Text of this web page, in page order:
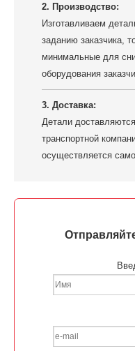
2. Производство:
Изготавливаем
заданию заказчика,
минимальные для
оборудования
3. Доставка:
Детали
транспортной
осуществляется